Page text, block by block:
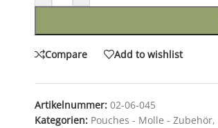
Compare Add to wishlist
Artikelnummer: 02-06-045
Kategorien: Pouches - Molle - Zubehör,